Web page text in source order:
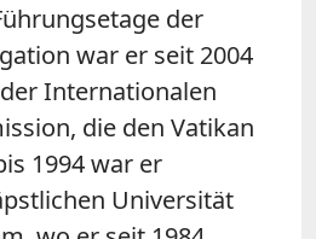
der
war er seit 2004
Internationalen
die den Vatikan
1994 war er
Universität